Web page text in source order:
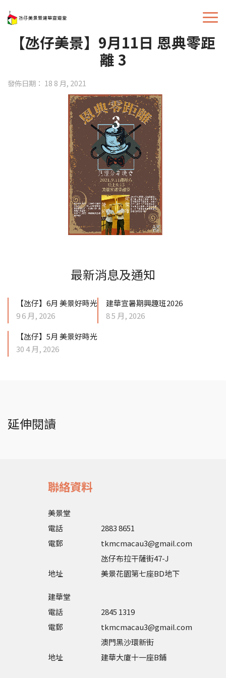
【氹仔美景】9月11日 恩典零距
離 3
發佈日期： 18 8 月, 2021
最新消息及通知
【氹仔】6月 美景好時光
9 6 月, 2026
建華宣暑期興趣班2026
8 5 月, 2026
【氹仔】5月 美景好時光
30 4 月, 2026
延伸閱讀
聯絡資料
美景堂
電話
2883 8651
電郵
tkmcmacau3@gmail.com
地址
氹仔布拉干薩街47-J
美景花園第七座BD地下
建華堂
電話
2845 1319
電郵
tkmcmacau3@gmail.com
地址
澳門黑沙環新街
建華大廈十一座B鋪